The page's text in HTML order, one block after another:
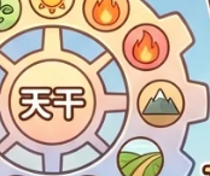
剋制。好似天敵一
可以劈開樹木)
可以穿透泥土)
干支。
時間（理氣）同
係用干支曆法去
說認為，人體嘅氣